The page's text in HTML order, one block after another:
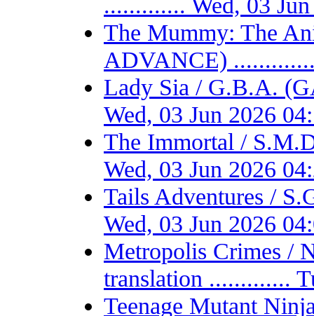
The Mummy: The
ADVANCE)
Lady Sia / G.B.A.
Wed, 03 Jun 2026
The Immortal /
Wed, 03 Jun 2026
Tails Adventures /
Wed, 03 Jun 2026
Metropolis Crimes /
translation .............
Teenage Mutant